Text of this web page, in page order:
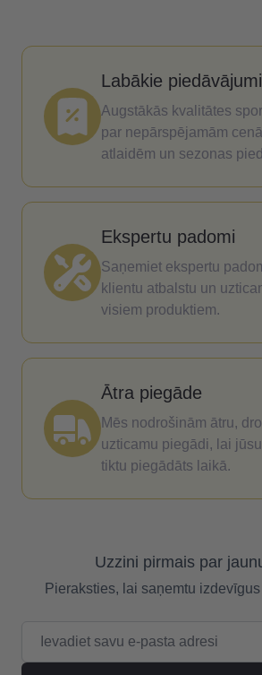
Labākie piedāvājumi
Augstākās kvalitātes
par nepārspējamām
atlaidēm un sezonas
Ekspertu padomi
Saņemiet ekspertu
klientu atbalstu un
visiem produktiem.
Ātra piegāde
Mēs nodrošinām ātru,
uzticamu piegādi, lai
tiktu piegādāts laikā.
Uzzini pirmais par
Pieraksties, lai saņemtu